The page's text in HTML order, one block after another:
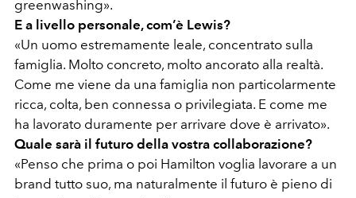
greenwashing».
E a livello personale, com’è Lewis?
«Un uomo estremamente leale, concentrato sulla
famiglia. Molto concreto, molto ancorato alla realtà.
Come me viene da una famiglia non particolarmente
ricca, colta, ben connessa o privilegiata. E come me
ha lavorato duramente per arrivare dove è arrivato».
Quale sarà il futuro della vostra collaborazione?
«Penso che prima o poi Hamilton voglia lavorare a un
brand tutto suo, ma naturalmente il futuro è pieno di